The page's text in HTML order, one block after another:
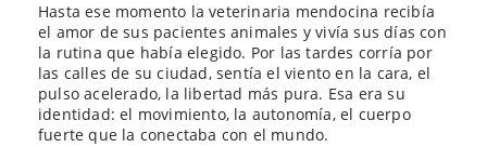
Hasta ese momento la veterinaria mendocina recibía
el amor de sus pacientes animales y vivía sus días con
la rutina que había elegido. Por las tardes corría por
las calles de su ciudad, sentía el viento en la cara, el
pulso acelerado, la libertad más pura. Esa era su
identidad: el movimiento, la autonomía, el cuerpo
fuerte que la conectaba con el mundo.